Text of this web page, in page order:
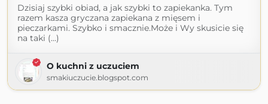
Dzisiaj szybki obiad, a jak szybki to zapiekanka. Tym
razem kasza gryczana zapiekana z mięsem i
pieczarkami. Szybko i smacznie.Może i Wy skusicie się
na taki (...)
O kuchni z uczuciem
smakiuczucie.blogspot.com